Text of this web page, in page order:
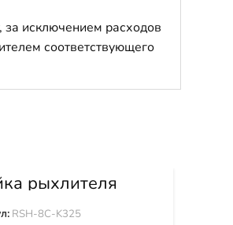
за исключением расходов
соответствующего
рыхлителя
Т35 RSH-8C-
RSH-8C-K325